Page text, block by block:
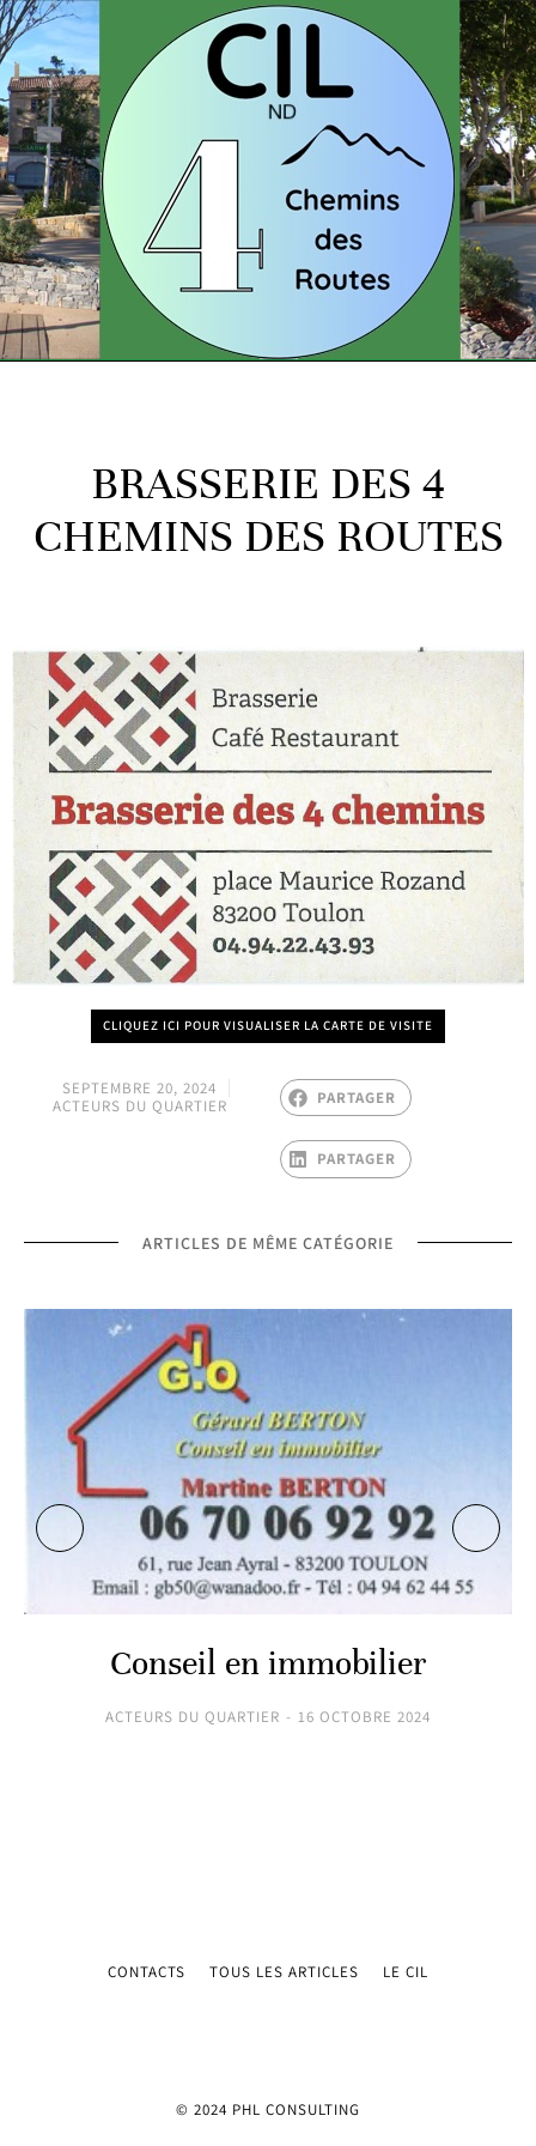
BRASSERIE DES 4
CHEMINS DES ROUTES
CLIQUEZ ICI POUR VISUALISER LA CARTE DE VISITE
SEPTEMBRE 20, 2024
ACTEURS DU QUARTIER
PARTAGER
PARTAGER
ARTICLES DE MÊME CATÉGORIE
Conseil en immobilier
ACTEURS DU QUARTIER 16 OCTOBRE 2024
CONTACTS TOUS LES ARTICLES LE CIL
© 2024 PHL CONSULTING